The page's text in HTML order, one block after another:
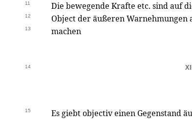
11 Die bewegende Krafte etc. sind auf
12 Object der äußeren
13 machen
14
15 Es giebt objectiv einen Gegenstand